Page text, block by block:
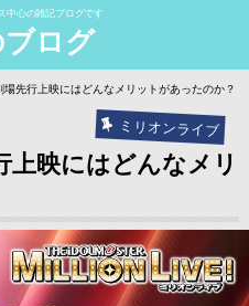
中心の雑記ブログです
ログ
場先行上映にはどんなメリットがあったのか？
ミリオンライブ
上映にはどんなメリ